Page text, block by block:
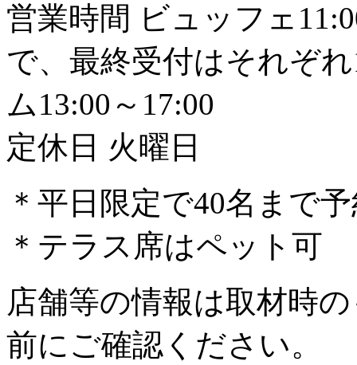
営業時間 ビュッフェ
で、最終受付はそれぞ
ム13:00～17:00
定休日 火曜日
＊平日限定で40名まで
＊テラス席はペット可
店舗等の情報は取材時
前にご確認ください。